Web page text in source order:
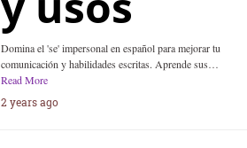
Domina el 'se' impersonal en español para mejorar tu
comunicación y habilidades escritas. Aprende sus…
Read More
2 years ago